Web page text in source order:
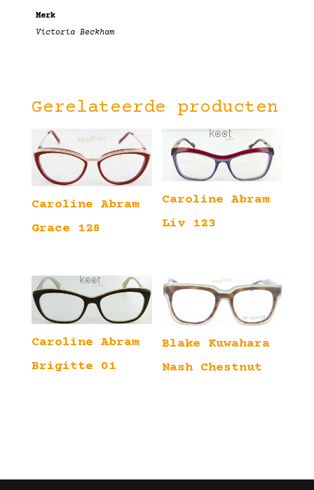
Merk
Victoria Beckham
Gerelateerde producten
Caroline Abram
Grace 128
Caroline Abram
Liv 123
Caroline Abram
Brigitte 01
Blake Kuwahara
Nash Chestnut